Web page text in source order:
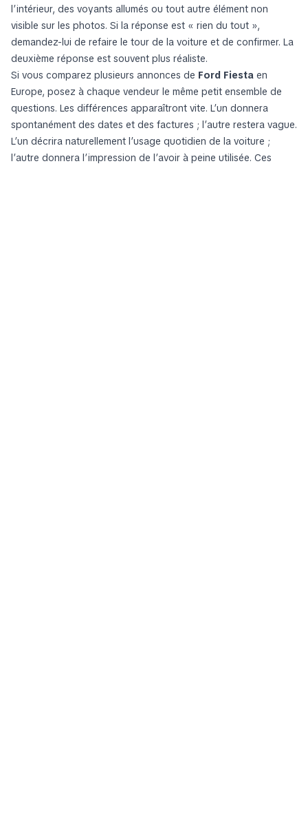
l’intérieur, des voyants allumés ou tout autre élément non
visible sur les photos. Si la réponse est « rien du tout »,
demandez-lui de refaire le tour de la voiture et de confirmer. La
deuxième réponse est souvent plus réaliste.
Si vous comparez plusieurs annonces de Ford Fiesta en
Europe, posez à chaque vendeur le même petit ensemble de
questions. Les différences apparaîtront vite. L’un donnera
spontanément des dates et des factures ; l’autre restera vague.
L’un décrira naturellement l’usage quotidien de la voiture ;
l’autre donnera l’impression de l’avoir à peine utilisée. Ces